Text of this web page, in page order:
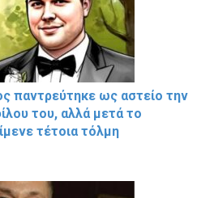
παντρεύτηκε ως αστείο την
του, αλλά μετά το
τέτοια τόλμη